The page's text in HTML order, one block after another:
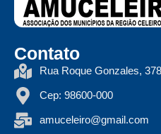
Contato
Rua Roque Gonzales,
Cep: 98600-000
amuceleiro@gmail.com